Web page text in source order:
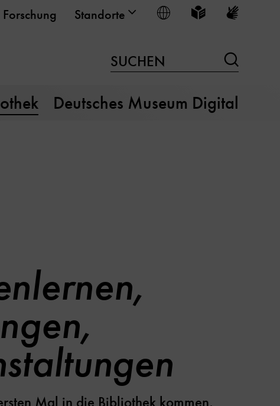
Forschung Standorte Sprache wählen
Leichte Sprache
SUCHEN
Deutsches Museum Digital